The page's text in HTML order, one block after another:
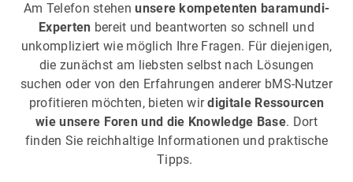
Am Telefon stehenunsere kompetenten baramundi-
Experten bereit und beantworten so schnell und
unkompliziert wie möglich Ihre Fragen. Für diejenigen,
die zunächst am liebsten selbst nach Lösungen
suchen oder von den Erfahrungen anderer bMS-Nutzer
profitieren möchten, bieten wirdigitale Ressourcen
wie unsere Foren und die Knowledge Base. Dort
finden Sie reichhaltige Informationen und praktische
Tipps.